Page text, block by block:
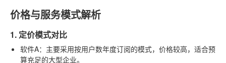
价格与服务模式解析
1. 定价模式对比
软件A：主要采用按用户数年度订阅的模式，价格较高，适合预
算充足的大型企业。